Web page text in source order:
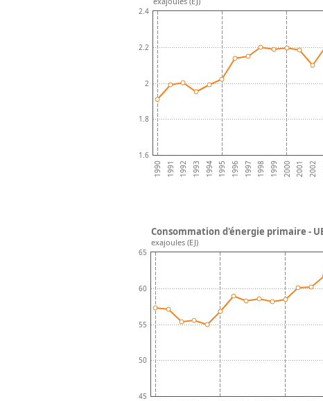
1990 1991 1992 1993 1994 1995 1996 1997 1998 1999 2000 2001 2002
1.6
1.8
2
2.2
2.4
45
50
55
60
65
Consommation d'énergie primaire -
exajoules (EJ)